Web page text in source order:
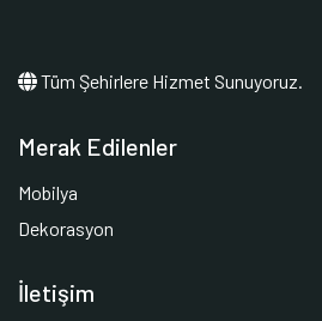
Tüm Şehirlere Hizmet Sunuyoruz.
Merak Edilenler
Mobilya
Dekorasyon
İletişim